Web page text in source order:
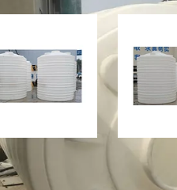
￥3500.00 ￥